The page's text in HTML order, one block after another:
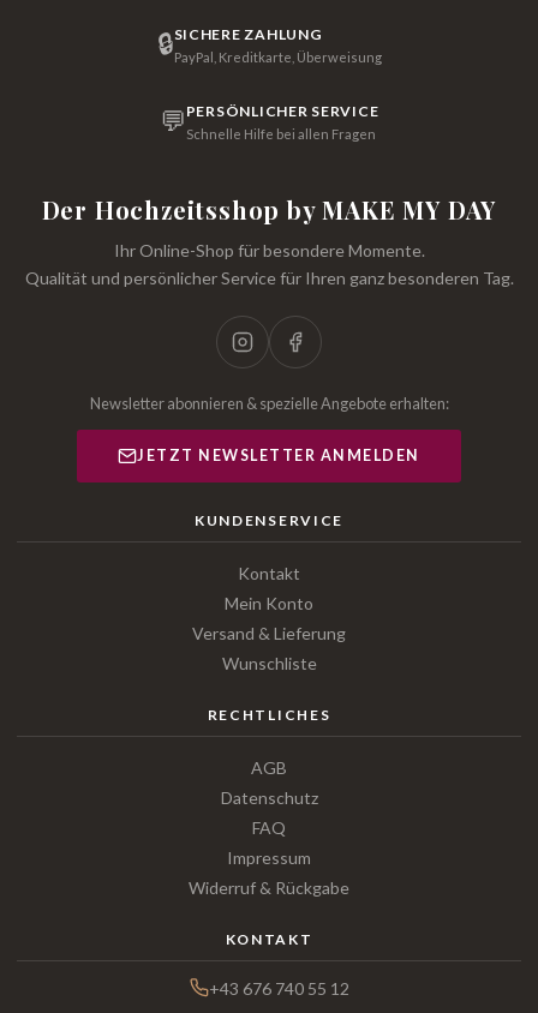
🔒SICHERE ZAHLUNG
PayPal, Kreditkarte, Überweisung
💬 PERSÖNLICHER SERVICE
Schnelle Hilfe bei allen Fragen
Der Hochzeitsshop by MAKE MY DAY
Ihr Online-Shop für besondere Momente.
Qualität und persönlicher Service für Ihren ganz besonderen Tag.
Newsletter abonnieren & spezielle Angebote erhalten:
JETZT NEWSLETTER ANMELDEN
KUNDENSERVICE
Kontakt
Mein Konto
Versand & Lieferung
Wunschliste
RECHTLICHES
AGB
Datenschutz
FAQ
Impressum
Widerruf & Rückgabe
KONTAKT
+43 676 740 55 12